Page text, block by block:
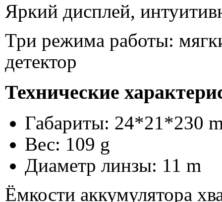
Яркий дисплей,
Три режима работы:
детектор
Технические
Габариты: 24*21*230
Вес: 109 g
Диаметр линзы: 11 m
Ёмкости аккумулятора